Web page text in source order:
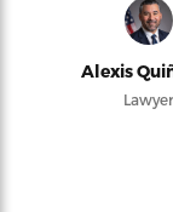
Alexis
Lawyer